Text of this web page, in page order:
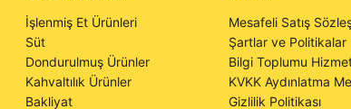
İşlenmiş Et Ürünleri
Süt
Dondurulmuş Ürünler
Kahvaltılık Ürünler
Bakliyat
Mesafeli Satış
Şartlar ve Politikalar
Bilgi Toplumu
KVKK Aydınlatma
Gizlilik Politikası